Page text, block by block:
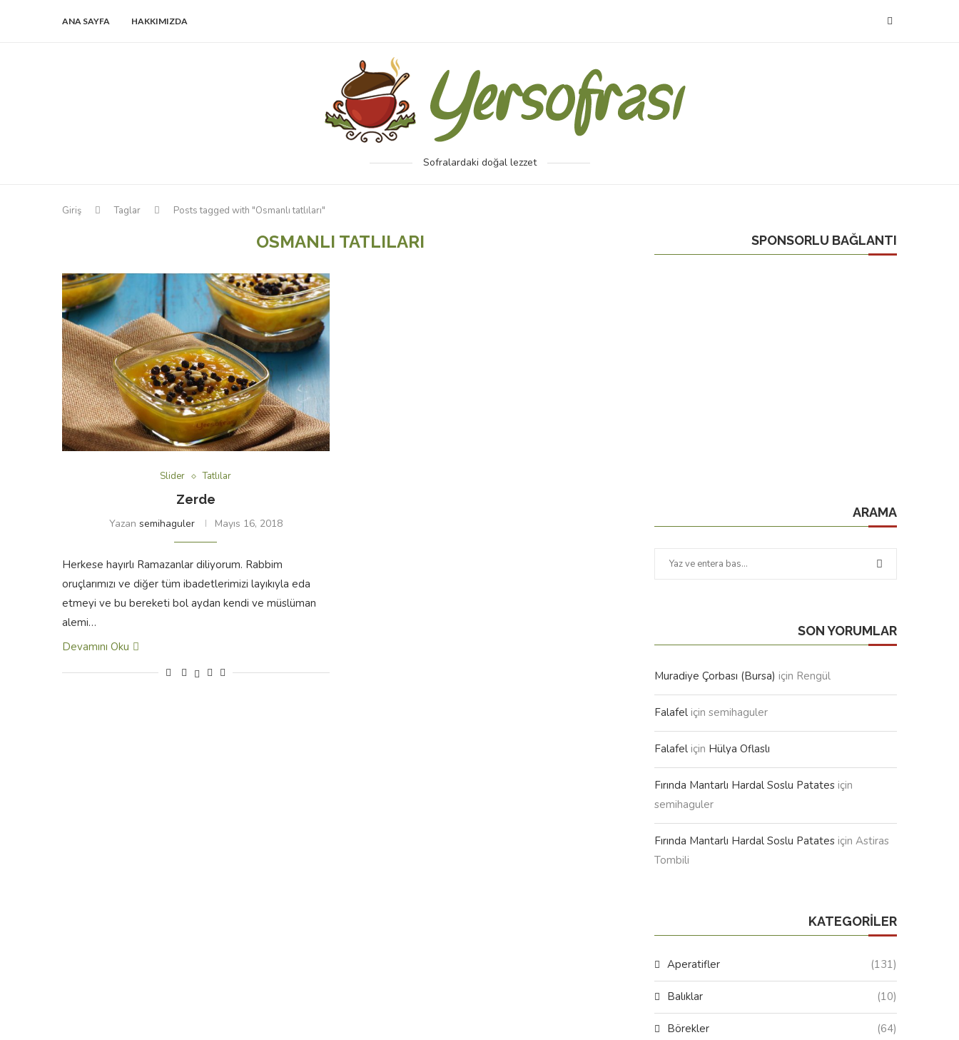
ANA SAYFA HAKKIMIZDA
Sofralardaki doğal lezzet
Giriş Taglar Posts tagged with "Osmanlı tatlıları"
OSMANLI TATLILARI
Slider Tatlılar
Zerde
Yazan semihaguler Mayıs 16, 2018
Herkese hayırlı Ramazanlar diliyorum. Rabbim
oruçlarımızı ve diğer tüm ibadetlerimizi layıkıyla eda
etmeyi ve bu bereketi bol aydan kendi ve müslüman
alemi…
Devamını Oku
SPONSORLU BAĞLANTI
ARAMA
SON YORUMLAR
Muradiye Çorbası (Bursa) için Rengül
Falafel için semihaguler
Falafel için Hülya Oflaslı
Fırında Mantarlı Hardal Soslu Patates için
semihaguler
Fırında Mantarlı Hardal Soslu Patates için Astiras
Tombili
KATEGORILER
Aperatifler (131)
Balıklar (10)
Börekler (64)